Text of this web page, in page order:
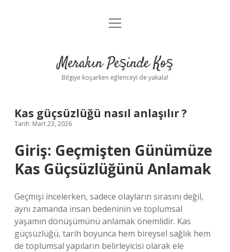
Anasayfa
Yasal Uyarı
menüyü
Merakın Peşinde Koş
Bilgiye koşarken eğlenceyi de yakala!
Kas güçsüzlüğü nasıl anlaşılır ?
Tarih: Mart 23, 2026
Giriş: Geçmişten Günümüze
Kas Güçsüzlüğünü Anlamak
Geçmişi incelerken, sadece olayların sırasını değil,
aynı zamanda insan bedeninin ve toplumsal
yaşamın dönüşümünü anlamak önemlidir. Kas
güçsüzlüğü, tarih boyunca hem bireysel sağlık hem
de toplumsal yapıların belirleyicisi olarak ele